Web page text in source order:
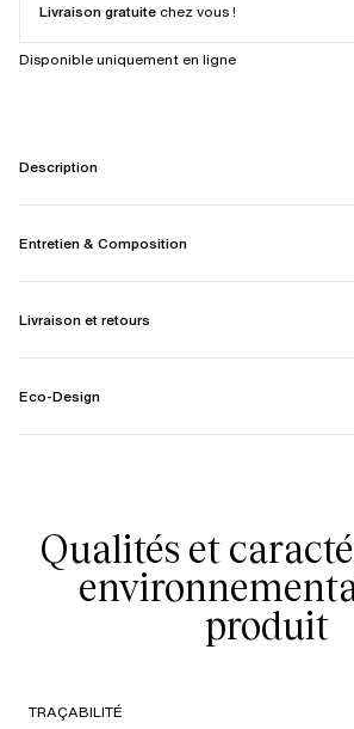
Livraison gratuite chez vous !
Disponible uniquement en ligne
Description
Entretien & Composition
Livraison et retours
Eco-Design
Qualités et
produit
TRAÇABILITÉ